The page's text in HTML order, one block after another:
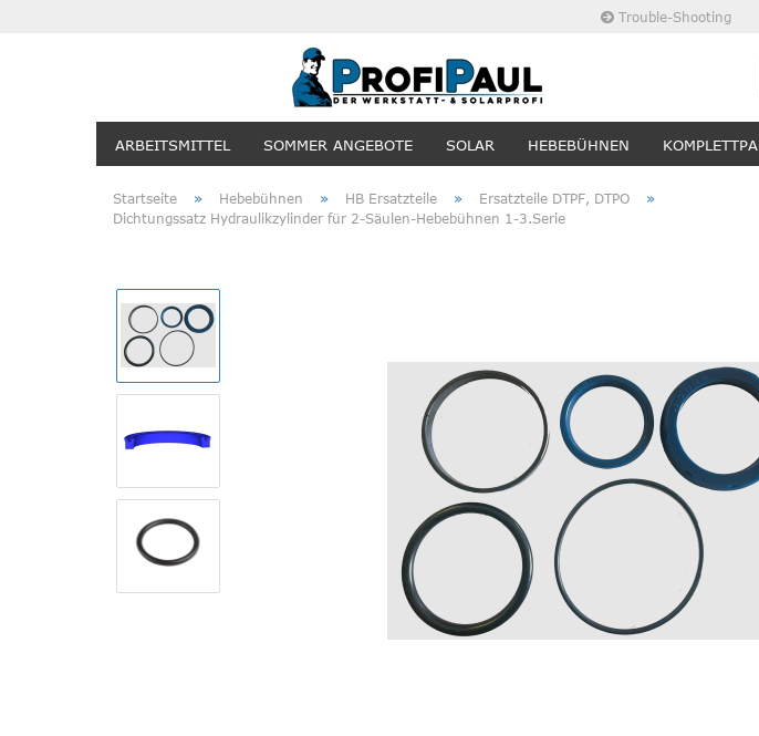
Trouble-Shooting
ARBEITSMITTEL SOMMER ANGEBOTE SOLAR HEBEBÜHNEN
Startseite » Hebebühnen » HB Ersatzteile » Ersatzteile DTPF, DTPO »
Dichtungssatz Hydraulikzylinder für 2-Säulen-Hebebühnen 1-3.Serie